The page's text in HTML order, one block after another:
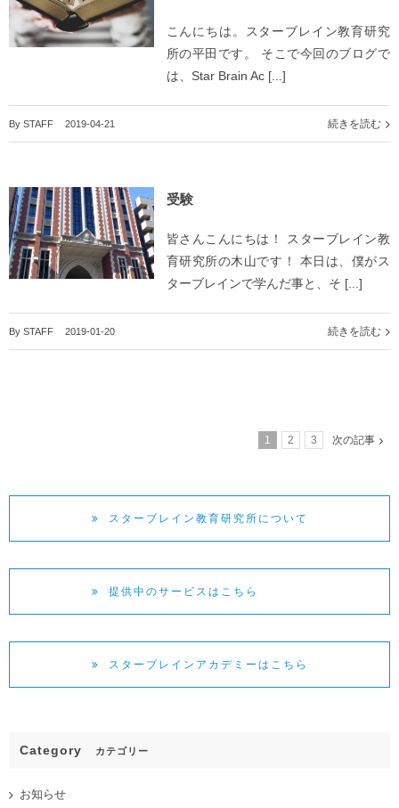
こんにちは。スターブレイン教育研究
所の平田です。 そこで今回のブログで
は、Star Brain Ac [...]
By STAFF 2019-04-21 続きを読む
受験
皆さんこんにちは！ スターブレイン教
育研究所の木山です！ 本日は、僕がス
ターブレインで学んだ事と、そ [...]
By STAFF 2019-01-20 続きを読む
1 2 3 次の記事
スターブレイン教育研究所について
提供中のサービスはこちら
スターブレインアカデミーはこちら
Category カテゴリー
お知らせ